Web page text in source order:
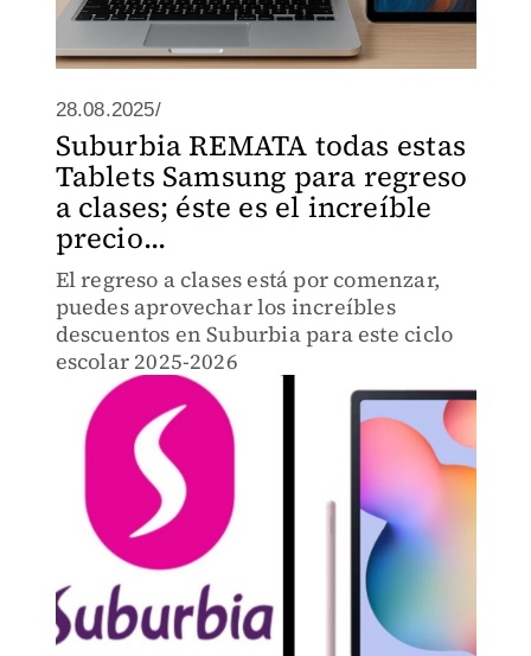
28.08.2025/
Suburbia REMATA todas estas
Tablets Samsung para regreso
a clases; éste es el increíble
precio...
El regreso a clases está por comenzar,
puedes aprovechar los increíbles
descuentos en Suburbia para este ciclo
escolar 2025-2026